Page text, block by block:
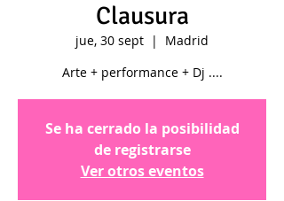
Clausura
jue, 30 sept
  |
Madrid
Arte + performance + Dj ....
Se ha cerrado la posibilidad
de registrarse
Ver otros eventos